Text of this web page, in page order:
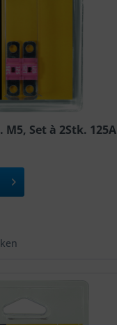
M5, Set à 2Stk. 125A